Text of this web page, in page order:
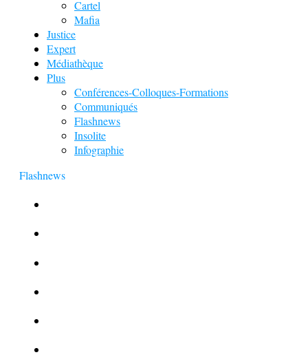
Cartel
Mafia
Justice
Expert
Médiathèque
Plus
Conférences-Colloques-Formations
Communiqués
Flashnews
Insolite
Infographie
Flashnews